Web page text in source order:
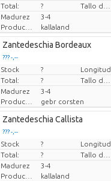
Total:
?
Madurez
3-4
Productor
kallaland
Zantedeschia Bordeaux
??? -,--
Precio por pieza
Stock ? Longitud
Total:
?
Madurez
3-4
Productor
gebr corsten
Zantedeschia Callista
??? -,--
Precio por pieza
Stock ? Longitud
Total:
?
Madurez
3-4
Productor
kallaland